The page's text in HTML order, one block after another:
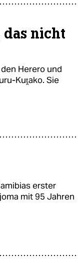
das nicht
Herero und
Kuṱako. Sie
erster
mit 95 Jahren